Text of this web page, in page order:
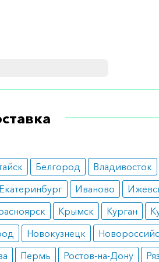
рака
при наличии рака
большинству
и лейкопении.
возможно
Белгород Владивосток
Екатеринбург Иваново
Крымск Курган
Новокузнецк
Пермь Ростов-на-Дону